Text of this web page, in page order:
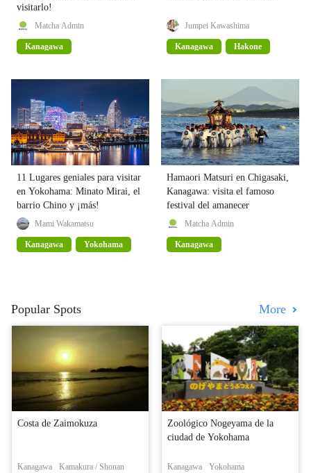
visitarlo!
Matcha Admin
Kanagawa
Jumpei Kawashima
Kanagawa Hakone
11 Lugares geniales para visitar
en Yokohama: Minato Mirai, el
barrio Chino y ¡más!
Mami Wakamatsu
Kanagawa Yokohama
Hamaori Matsuri en Chigasaki,
Kanagawa: visita el famoso
festival del amanecer
Matcha Admin
Kanagawa
Popular Spots More
Costa de Zaimokuza
Kanagawa Kamakura / Shonan
Zoológico Nogeyama de la
ciudad de Yokohama
Kanagawa Yokohama